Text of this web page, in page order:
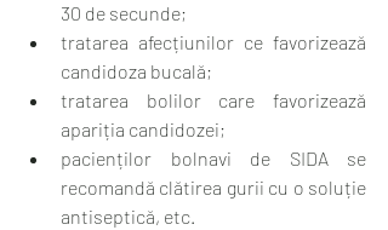
30 de secunde;
tratarea afecțiunilor ce favorizează
candidoza bucală;
tratarea bolilor care favorizează
apariția candidozei;
pacienților bolnavi de SIDA se
recomandă clătirea gurii cu o soluție
antiseptică, etc.